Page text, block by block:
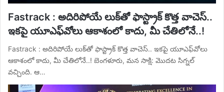
Fastrack : అదిరిపోయే లుక్‌తో ఫాస్ట్రాక్ కొత్త వాచెస్..
ఇకపై యూఎఫ్‌వోలు ఆకాశంలో కాదు, మీ చేతిలోనే..!
Fastrack : అదిరిపోయే లుక్‌తో ఫాస్ట్రాక్ కొత్త వాచెస్.. ఇకపై యూఎఫ్‌వోలు
ఆకాశంలో కాదు, మీ చేతిలోనే..! బెంగళూరు, మన సాక్షి: మొదట సిగ్నల్
వచ్చింది. ఆ…